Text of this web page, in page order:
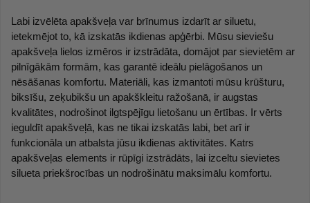
Labi izvēlēta apakšveļa var brīnumus izdarīt ar siluetu,
ietekmējot to, kā izskatās ikdienas apģērbi. Mūsu sieviešu
apakšveļa lielos izmēros ir izstrādāta, domājot par sievietēm ar
pilnīgākām formām, kas garantē ideālu pielāgošanos un
nēsāšanas komfortu. Materiāli, kas izmantoti mūsu krūšturu,
biksīšu, zeķubikšu un apakškleitu ražošanā, ir augstas
kvalitātes, nodrošinot ilgtspējīgu lietošanu un ērtības. Ir vērts
ieguldīt apakšveļā, kas ne tikai izskatās labi, bet arī ir
funkcionāla un atbalsta jūsu ikdienas aktivitātes. Katrs
apakšveļas elements ir rūpīgi izstrādāts, lai izceltu sievietes
silueta priekšrocības un nodrošinātu maksimālu komfortu.